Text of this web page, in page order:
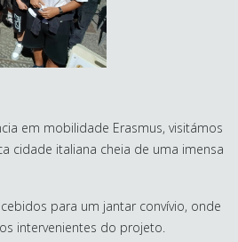
em mobilidade Erasmus, visitámos
cidade italiana cheia de uma imensa
para um jantar convívio, onde
intervenientes do projeto.